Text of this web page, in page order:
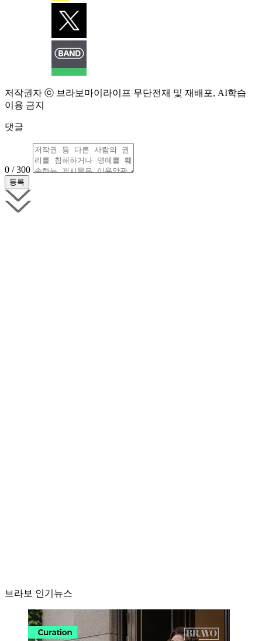
저작권자 ⓒ 브라보마이라이프 무단전재 및 재배포, AI학습
이용 금지
댓글
0 / 300
브라보 인기뉴스